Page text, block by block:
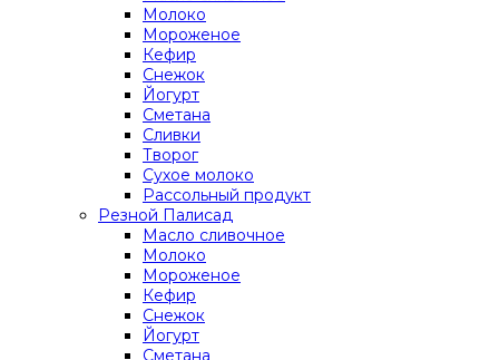
Молоко
Мороженое
Кефир
Снежок
Йогурт
Сметана
Сливки
Творог
Сухое молоко
Рассольный продукт
Резной Палисад
Масло сливочное
Молоко
Мороженое
Кефир
Снежок
Йогурт
Сметана